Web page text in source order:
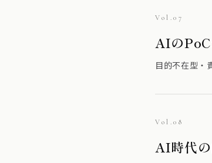
Vol.07
AIの
目的不在型・
Vol.08
AI時代